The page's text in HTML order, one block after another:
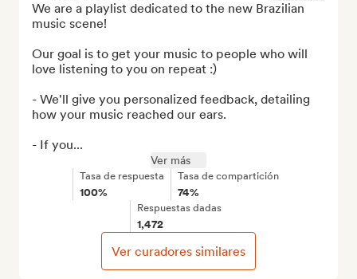
We are a playlist dedicated to the new Brazilian
music scene!
Our goal is to get your music to people who will
love listening to you on repeat :)
- We'll give you personalized feedback, detailing
how your music reached our ears.
- If you...
Ver más
Tasa de respuesta
100%
Tasa de compartición
74%
Respuestas dadas
1,472
Ver curadores similares